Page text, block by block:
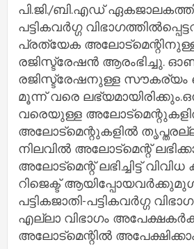
പി.ജി./ബി.എഡ്‌
പട്ടികവർഗ്ഗ
പ്രത്യേക
രജിസ്ട്രേഷൻ ആരംഭിച്ചു.
രജിസ്ട്രേഷനുള്ള സൗകര്യം
മൂന്ന് വരെ
വരെയുള്ള
അലോട്‌മെന്റുകളിൽ
നിലവിൽ അലോട്‌മെന്റ്
അലോട്‌മെന്റ് ലഭിച്ചിട്ട്
റിജെക്ട്
പട്ടികജാതി-പട്ടികവർഗ്ഗ
എല്ലാ വിഭാഗം
അലോട്‌മെന്റിൽ